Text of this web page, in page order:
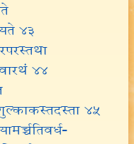
४३
४४
४५